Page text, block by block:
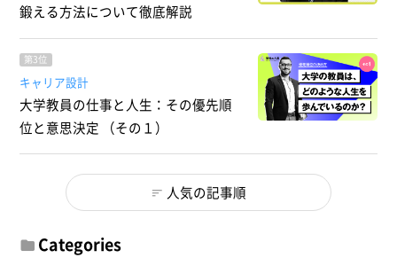
鍛える方法について徹底解説
第3位
キャリア設計
大学教員の仕事と人生：その優先順
位と意思決定 （その１）
人気の記事順
Categories